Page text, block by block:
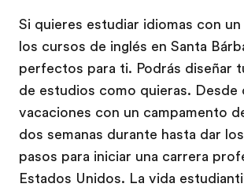
Si quieres estudiar idiomas con un
los cursos de inglés en Santa
perfectos para ti. Podrás diseñar
de estudios como quieras. Desde
vacaciones con un campamento
dos semanas durante hasta dar
pasos para iniciar una carrera
Estados Unidos. La vida